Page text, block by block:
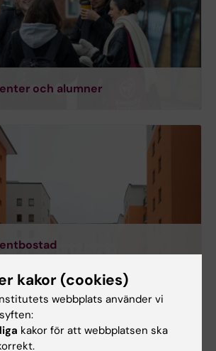
och alumner
kakor (cookies)
webbplats använder vi
kakor för att webbplatsen ska